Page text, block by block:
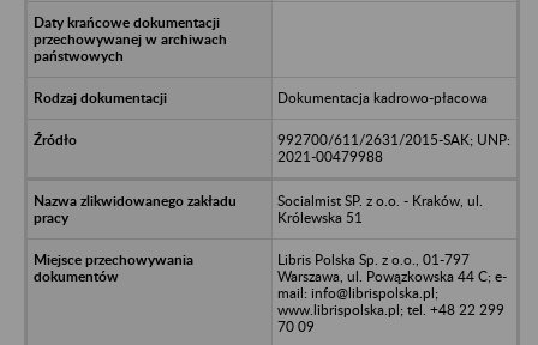
Dokumentacja kadrowo-płacowa
992700/611/2631/2015-SAK; UNP:
2021-00479988
Socialmist SP. z o.o. - Kraków, ul.
Królewska 51
Libris Polska Sp. z o.o., 01-797
Warszawa, ul. Powązkowska 44 C; e-
mail: info@librispolska.pl;
www.librispolska.pl; tel. +48 22 299
70 09